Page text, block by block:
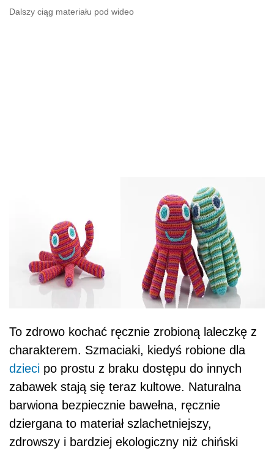
Dalszy ciąg materiału pod wideo
To zdrowo kochać ręcznie zrobioną laleczkę z
charakterem. Szmaciaki, kiedyś robione dla
dzieci po prostu z braku dostępu do innych
zabawek stają się teraz kultowe. Naturalna
barwiona bezpiecznie bawełna, ręcznie
dziergana to materiał szlachetniejszy,
zdrowszy i bardziej ekologiczny niż chiński